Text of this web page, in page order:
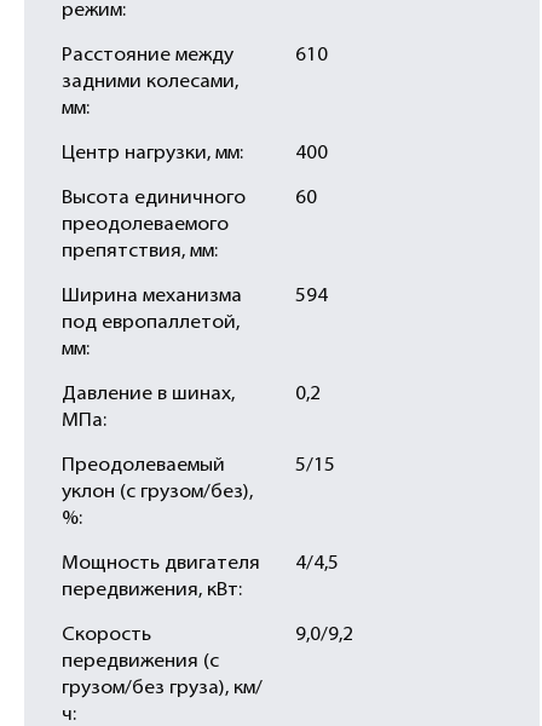
режим:
Расстояние между
задними колесами,
мм:
610
Центр нагрузки, мм: 400
Высота единичного
преодолеваемого
препятствия, мм:
60
Ширина механизма
под европаллетой,
мм:
594
Давление в шинах,
МПа:
0,2
Преодолеваемый
уклон (с грузом/без),
%:
5/15
Мощность двигателя
передвижения, кВт:
4/4,5
Скорость
передвижения (с
грузом/без груза), км/
ч:
9,0/9,2